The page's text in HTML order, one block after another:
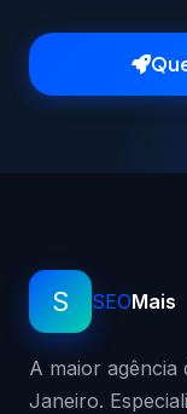
S SEOMais
A maior agência
Janeiro.